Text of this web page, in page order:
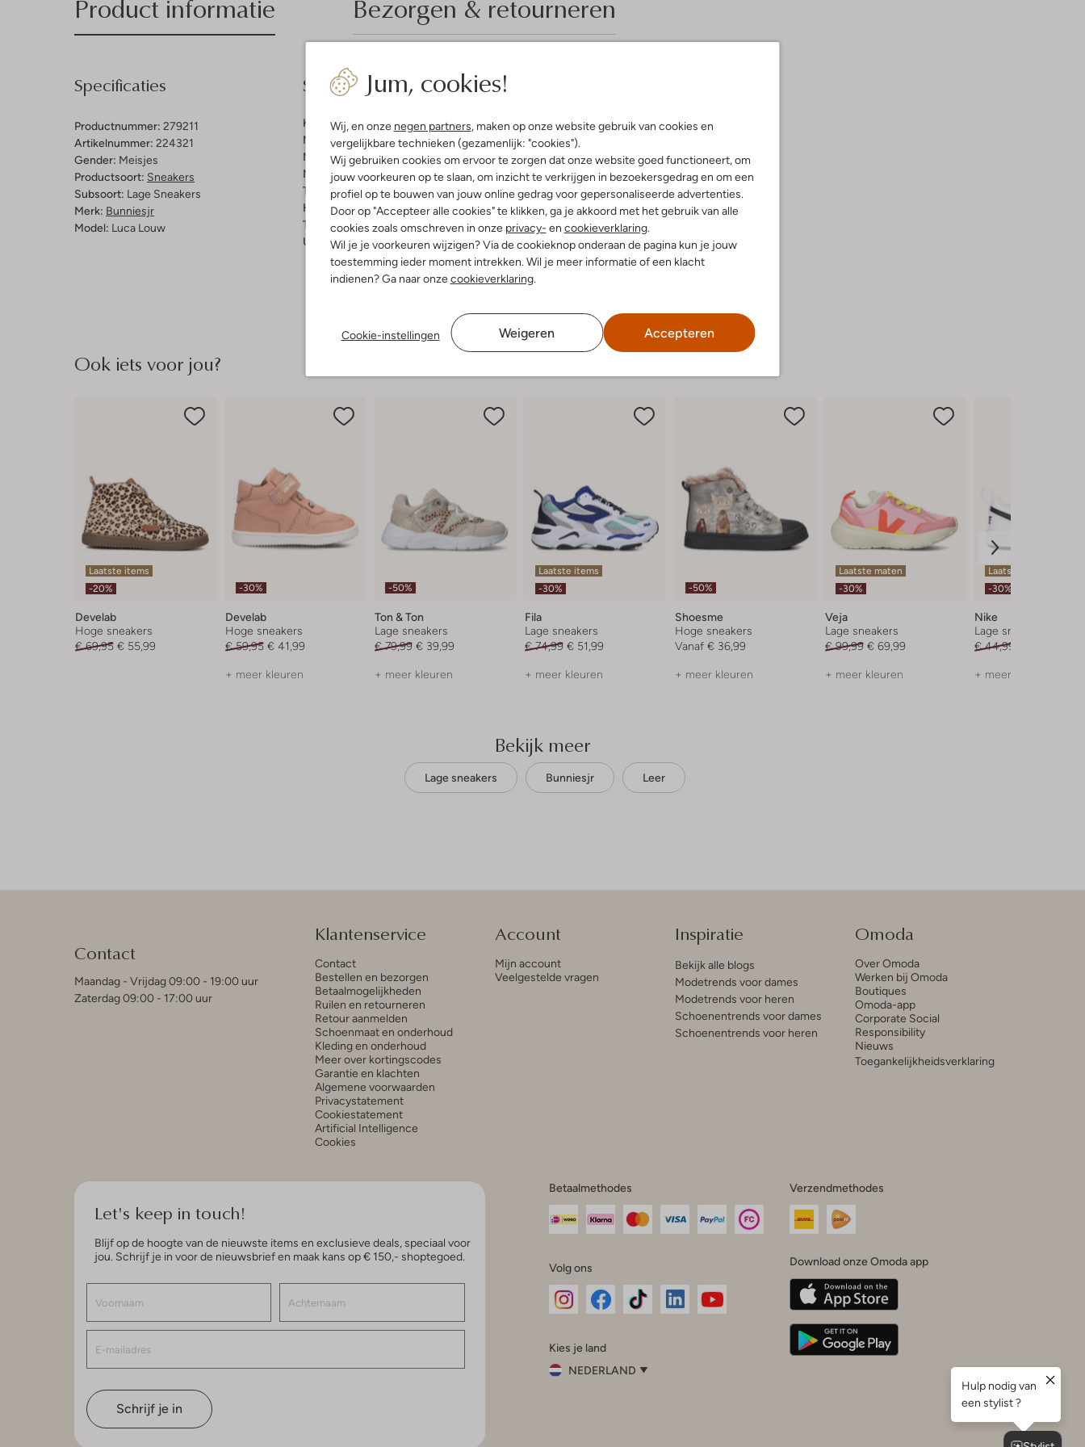
Jum, cookies!
Wij, en onze negen partners, maken op onze website gebruik van cookies en
vergelijkbare technieken (gezamenlijk: "cookies").
Wij gebruiken cookies om ervoor te zorgen dat onze website goed functioneert, om
jouw voorkeuren op te slaan, om inzicht te verkrijgen in bezoekersgedrag en om een
profiel op te bouwen van jouw online gedrag voor gepersonaliseerde advertenties.
Door op "Accepteer alle cookies" te klikken, ga je akkoord met het gebruik van alle
cookies zoals omschreven in onze privacy- en cookieverklaring.
Wil je je voorkeuren wijzigen? Via de cookieknop onderaan de pagina kun je jouw
toestemming ieder moment intrekken. Wil je meer informatie of een klacht
indienen? Ga naar onzecookieverklaring.
Cookie-instellingen Weigeren Accepteren
Product informatie Bezorgen & retourneren
Specificaties
Productnummer: 279211
Artikelnummer: 224321
Gender: Meisjes
Productsoort: Sneakers
Subsoort: Lage Sneakers
Merk: Bunniesjr
Model: Luca Louw
Samenstelling & Pasvorm
Kleur:Paars
Materiaal buitenkant: Leer
Materiaal binnenkant:Katoen
Materiaal zool:Rubber
Type sluiting:Klittenband
Hakvorm: Platte Zool
Type neus:Ronde Neus
Uitneembaar voetbed: Ja
Ook iets voor jou?
Laatste items
-20%
Develab
Hoge sneakers
€ 69,95 € 55,99
-30%
Develab
Hoge sneakers
€ 59,95 € 41,99
+ meer kleuren
-50%
Ton & Ton
Lage sneakers
€ 79,99 € 39,99
+ meer kleuren
Laatste items
-30%
Fila
Lage sneakers
€ 74,99 € 51,99
+ meer kleuren
-50%
Shoesme
Hoge sneakers
Vanaf € 36,99
+ meer kleuren
Laatste maten
-30%
Veja
Lage sneakers
€ 99,99 € 69,99
+ meer kleuren
Laatste item
-30%
Nike
Lage sneakers
€ 44,99
+ meer kleuren
Bekijk meer
Lage sneakers Bunniesjr Leer
Contact
Maandag - Vrijdag 09:00 - 19:00 uur
Zaterdag 09:00 - 17:00 uur
Klantenservice
Contact
Bestellen en bezorgen
Betaalmogelijkheden
Ruilen en retourneren
Retour aanmelden
Schoenmaat en onderhoud
Kleding en onderhoud
Meer over kortingscodes
Garantie en klachten
Algemene voorwaarden
Privacystatement
Cookiestatement
Artificial Intelligence
Cookies
Account
Mijn account
Veelgestelde vragen
Inspiratie
Bekijk alle blogs
Modetrends voor dames
Modetrends voor heren
Schoenentrends voor dames
Schoenentrends voor heren
Omoda
Over Omoda
Werken bij Omoda
Boutiques
Omoda-app
Corporate Social
Responsibility
Nieuws
Toegankelijkheidsverklaring
Let's keep in touch!
Blijf op de hoogte van de nieuwste items en exclusieve deals, speciaal voor
jou. Schrijf je in voor de nieuwsbrief en maak kans op € 150,- shoptegoed.
Schrijf je in
Betaalmethodes
Volg ons
InstagramFacebook
Kies je land
NEDERLAND
Verzendmethodes
Download onze Omoda app